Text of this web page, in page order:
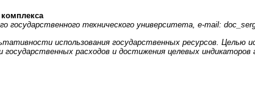
государственного технического университета, e-mail: doc
использования государственных ресурсов.
расходов и достижения целевых